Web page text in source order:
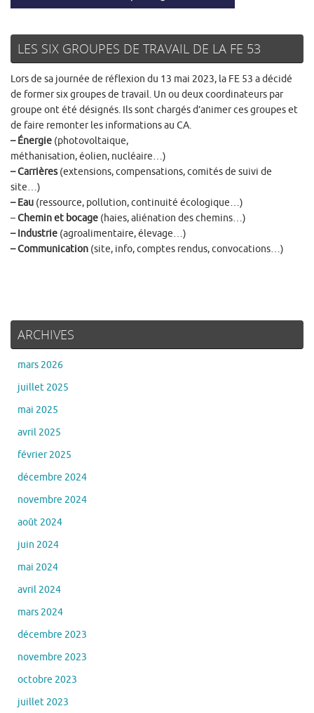
LES SIX GROUPES DE TRAVAIL DE LA FE 53
Lors de sa journée de réflexion du 13 mai 2023, la FE 53 a décidé
de former six groupes de travail. Un ou deux coordinateurs par
groupe ont été désignés. Ils sont chargés d’animer ces groupes et
de faire remonter les informations au CA.
– Énergie (photovoltaique,
méthanisation, éolien, nucléaire…)
– Carrières(extensions, compensations, comités de suivi de
site…)
– Eau (ressource, pollution, continuité écologique…)
–Chemin et bocage (haies, aliénation des chemins…)
– Industrie (agroalimentaire, élevage…)
– Communication (site, info, comptes rendus, convocations…)
ARCHIVES
mars 2026
juillet 2025
mai 2025
avril 2025
février 2025
décembre 2024
novembre 2024
août 2024
juin 2024
mai 2024
avril 2024
mars 2024
décembre 2023
novembre 2023
octobre 2023
juillet 2023